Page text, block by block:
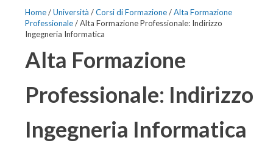
Home/Università /Corsi di Formazione/Alta Formazione
Professionale/ Alta Formazione Professionale: Indirizzo
Ingegneria Informatica
Alta Formazione
Professionale: Indirizzo
Ingegneria Informatica